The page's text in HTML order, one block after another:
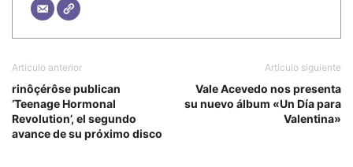
Artículo anterior
rinôçérôse publican
‘Teenage Hormonal
Revolution’, el segundo
avance de su próximo disco
Artículo siguiente
Vale Acevedo nos presenta
su nuevo álbum «Un Día para
Valentina»